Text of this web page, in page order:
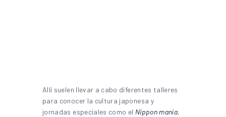
Allí suelen llevar a cabo diferentes talleres
para conocer la cultura japonesa y
jornadas especiales como el Nippon manía,